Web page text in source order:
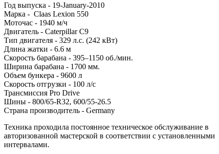
Год выпуска - 19-January-2010
Марка - Claas Lexion 550
Моточас - 1940 м/ч
Двигатель - Caterpillar С9
Тип двигателя - 329 л.с. (242 кВт)
Длина жатки - 6.6 м
Скорость барабана - 395–1150 об./мин.
Ширина барабана - 1700 мм.
Объем бункера - 9600 л
Скорость отгрузки - 100 л/с
Трансмиссия Pro Drive
Шины - 800/65-R32, 600/55-26.5
Страна производитель - Germany
Техника проходила постоянное техническое обслуживание в
авторизованной мастерской в ​​соответствии с установленными
интервалами.